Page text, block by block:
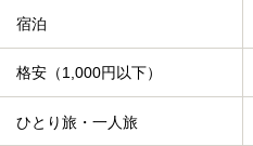
宿泊
格安（1,000円以下）
ひとり旅・一人旅